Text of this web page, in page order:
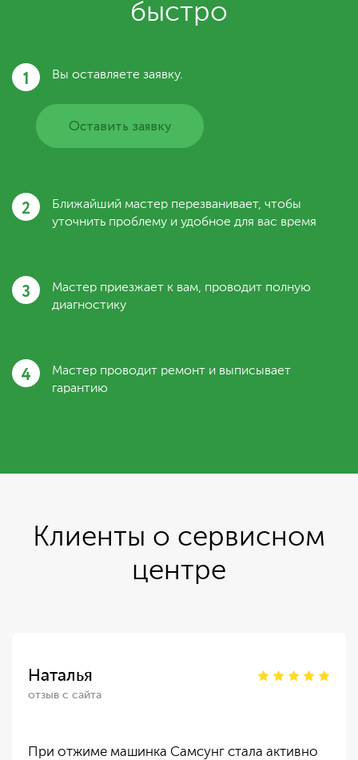
быстро
1 Вы оставляете заявку.
Оставить заявку
2
Ближайший мастер перезванивает, чтобы
уточнить проблему и удобное для вас время
3
Мастер приезжает к вам, проводит полную
диагностику
4
Мастер проводит ремонт и выписывает
гарантию
Клиенты о сервисном
центре
Наталья
отзыв с сайта
При отжиме машинка Самсунг стала активно